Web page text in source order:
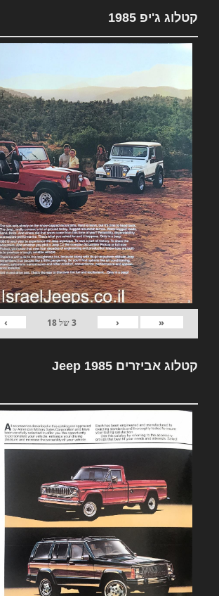
קטלוג ג'יפ 1985
«
‹
3של18
›
קטלוג אביזרים Jeep 1985